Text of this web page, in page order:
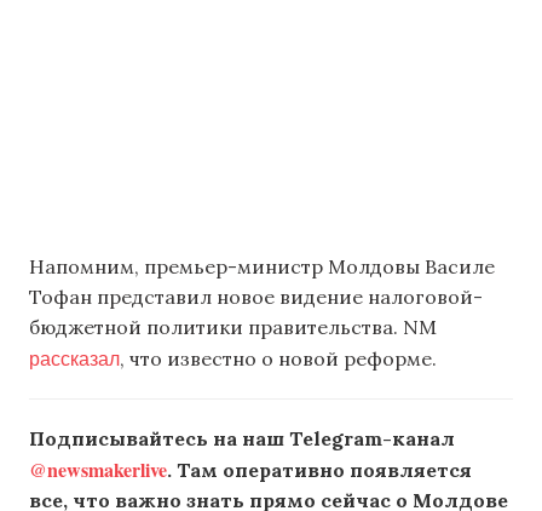
Напомним, премьер-министр Молдовы Василе
Тофан представил новое видение налоговой-
бюджетной политики правительства. NM
рассказал, что известно о новой реформе.
Подписывайтесь на наш Telegram-канал
@newsmakerlive. Там оперативно появляется
все, что важно знать прямо сейчас о Молдове